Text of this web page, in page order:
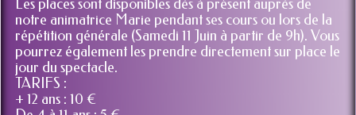
Les places sont disponibles dès à présent auprès de
notre animatrice Marie pendant ses cours ou lors de la
répétition générale (Samedi 11 Juin à partir de 9h). Vous
pourrez également les prendre directement sur place le
jour du spectacle.
TARIFS :
+ 12 ans : 10 €